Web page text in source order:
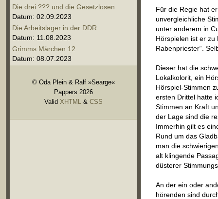
Die drei ??? und die Gesetzlosen
Datum: 02.09.2023
Die Arbeitslager in der DDR
Datum: 11.08.2023
Grimms Märchen 12
Datum: 08.07.2023
© Oda Plein & Ralf »Searge«
Pappers 2026
Valid XHTML & CSS
Für die Regie hat
unvergleichliche
unter anderem in
Hörspielen ist er zu
Rabenpriester“.
Dieser hat die
Lokalkolorit, ein
Hörspiel-Stimmen
ersten Drittel hatte
Stimmen an Kraft
der Lage sind die
Immerhin gilt es
Rund um das
man die
alt klingende
düsterer
An der ein oder
hörenden sind